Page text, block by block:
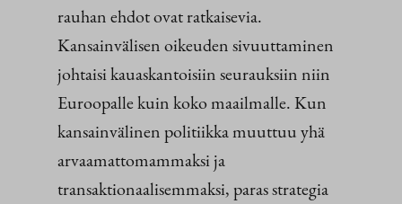
rauhan ehdot ovat ratkaisevia.
Kansainvälisen oikeuden sivuuttaminen
johtaisi kauaskantoisiin seurauksiin niin
Euroopalle kuin koko maailmalle. Kun
kansainvälinen politiikka muuttuu yhä
arvaamattomammaksi ja
transaktionaalisemmaksi, paras strategia